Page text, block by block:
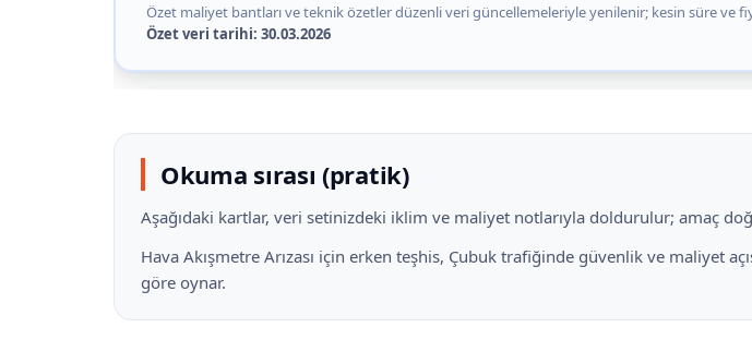
Özet maliyet bantları ve teknik özetler düzenli veri güncellemeleriyle yenilenir; kesin süre ve
Özet veri tarihi: 30.03.2026
Okuma sırası (pratik)
Aşağıdaki kartlar, veri setinizdeki iklim ve maliyet notlarıyla doldurulur; amaç
Hava Akışmetre Arızası için erken teşhis, Çubuk trafiğinde güvenlik ve maliyet
göre oynar.